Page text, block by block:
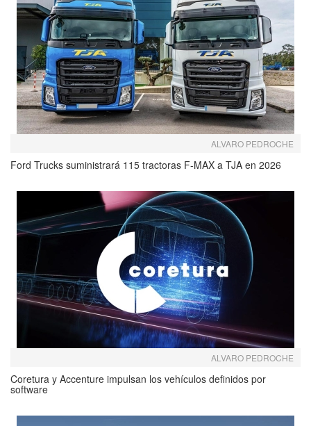
ALVARO PEDROCHE
Ford Trucks suministrará 115 tractoras F-MAX a TJA en 2026
ALVARO PEDROCHE
Coretura y Accenture impulsan los vehículos definidos por
software